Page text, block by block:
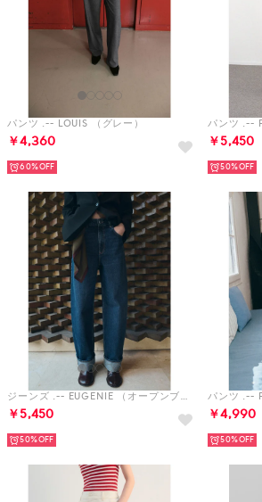
パンツ .-- LOUIS （グレー）
￥4,360
60%
パンツ .--
￥5,450
50%
ジーンズ .-- EUGENIE （オープンブルー）
￥5,450
50%
￥4,990
50%